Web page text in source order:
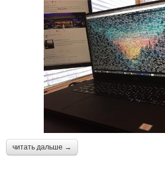
читать дальше →